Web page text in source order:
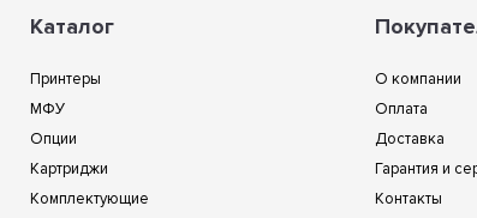
Каталог
Принтеры
МФУ
Опции
Картриджи
Комплектующие
О компании
Оплата
Доставка
Гарантия и
Контакты